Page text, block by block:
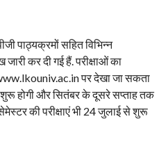
पाठ्यक्रमों सहित विभिन्न
जारी कर दी गई हैं. परीक्षाओं का
पर देखा जा सकता
शुरू होगी और सितंबर के दूसरे सप्ताह तक
की परीक्षाएं भी 24 जुलाई से शुरू